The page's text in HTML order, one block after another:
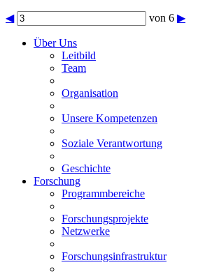
◀ von 6 ▶
Über Uns
Leitbild
Team
Organisation
Unsere Kompetenzen
Soziale Verantwortung
Geschichte
Forschung
Programmbereiche
Forschungsprojekte
Netzwerke
Forschungsinfrastruktur